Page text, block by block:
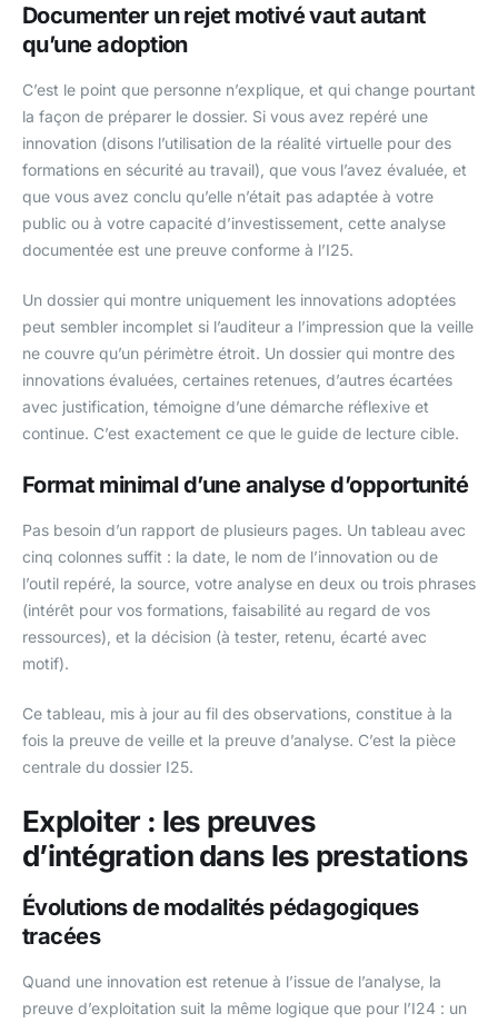
Documenter un rejet motivé vaut autant
qu’une adoption
C’est le point que personne n’explique, et qui change pourtant
la façon de préparer le dossier. Si vous avez repéré une
innovation (disons l’utilisation de la réalité virtuelle pour des
formations en sécurité au travail), que vous l’avez évaluée, et
que vous avez conclu qu’elle n’était pas adaptée à votre
public ou à votre capacité d’investissement, cette analyse
documentée est une preuve conforme à l’I25.
Un dossier qui montre uniquement les innovations adoptées
peut sembler incomplet si l’auditeur a l’impression que la veille
ne couvre qu’un périmètre étroit. Un dossier qui montre des
innovations évaluées, certaines retenues, d’autres écartées
avec justification, témoigne d’une démarche réflexive et
continue. C’est exactement ce que le guide de lecture cible.
Format minimal d’une analyse d’opportunité
Pas besoin d’un rapport de plusieurs pages. Un tableau avec
cinq colonnes suffit : la date, le nom de l’innovation ou de
l’outil repéré, la source, votre analyse en deux ou trois phrases
(intérêt pour vos formations, faisabilité au regard de vos
ressources), et la décision (à tester, retenu, écarté avec
motif).
Ce tableau, mis à jour au fil des observations, constitue à la
fois la preuve de veille et la preuve d’analyse. C’est la pièce
centrale du dossier I25.
Exploiter : les preuves
d’intégration dans les prestations
Évolutions de modalités pédagogiques
tracées
Quand une innovation est retenue à l’issue de l’analyse, la
preuve d’exploitation suit la même logique que pour l’I24 : un